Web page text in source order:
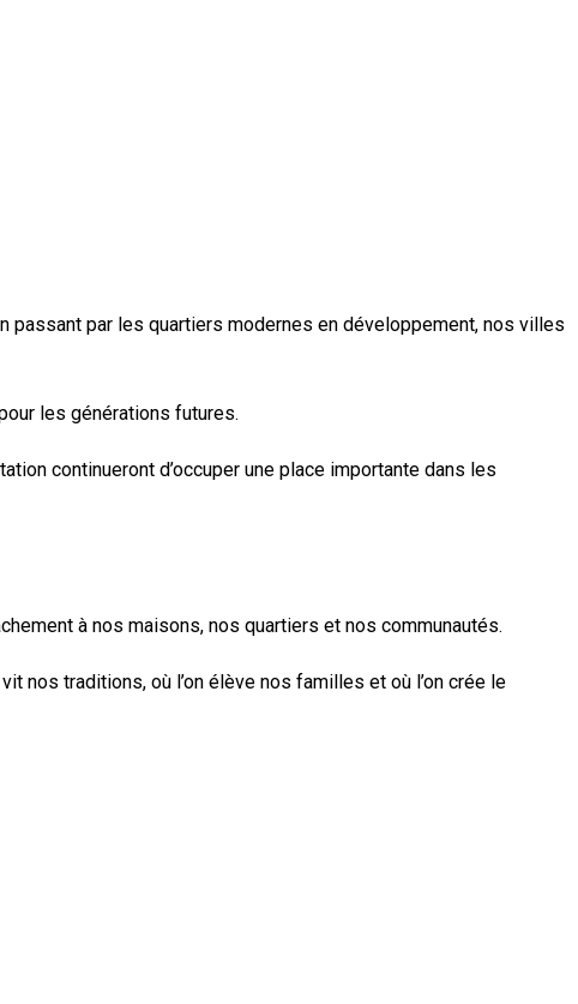
passant par les quartiers modernes en développement, nos villes
les générations futures.
continueront d’occuper une place importante dans les
à nos maisons, nos quartiers et nos communautés.
nos traditions, où l’on élève nos familles et où l’on crée le